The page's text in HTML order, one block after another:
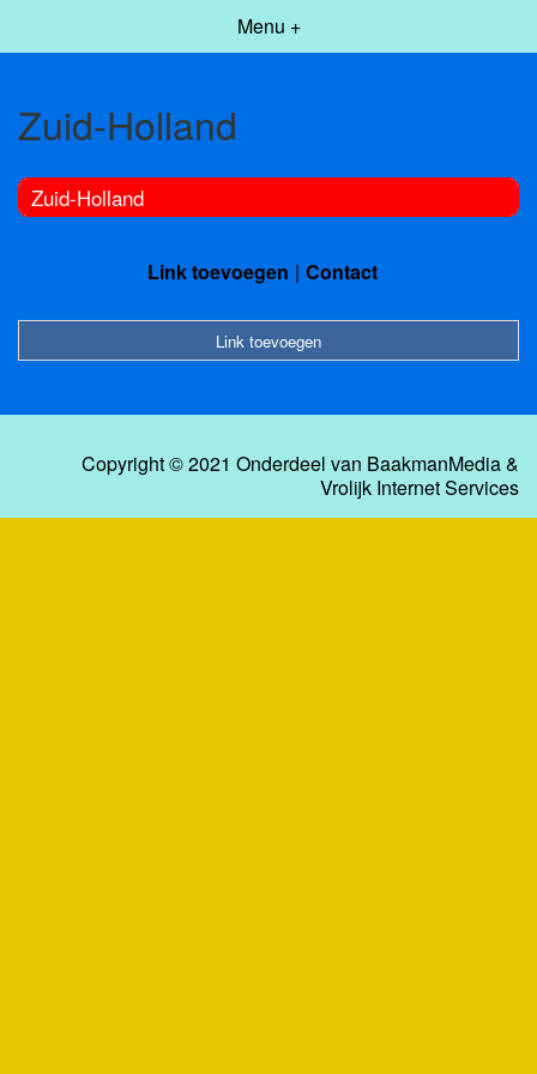
Menu +
Zuid-Holland
Zuid-Holland
Link toevoegen Contact
Link toevoegen
Copyright © 2021 Onderdeel van BaakmanMedia&
Vrolijk Internet Services